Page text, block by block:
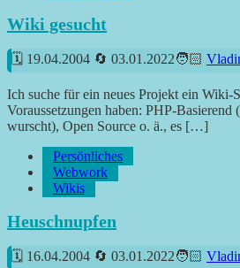
Wiki gesucht
19.04.2004 03.01.2022
Ich suche für ein neues Projekt ein Wiki-
Voraussetzungen haben: PHP-
wurscht), Open Source o. ä., es […]
Persönliches
Webwork
Wikis
Heuschnupfen
16.04.2004 03.01.2022